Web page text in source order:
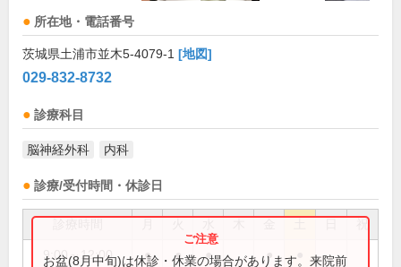
所在地・電話番号
茨城県土浦市並木5-4079-1 [地図]
029-832-8732
診療科目
脳神経外科 内科
診療/受付時間・休診日
祝
9:00～12:00 ● ● ● ●
お盆(8月中旬)は休診・休業の場合があります。来院前